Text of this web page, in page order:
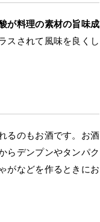
が料理の素材の旨味成
スされて風味を良くし
るのもお酒です。お酒
らデンプンやタンパク
がなどを作るときにお